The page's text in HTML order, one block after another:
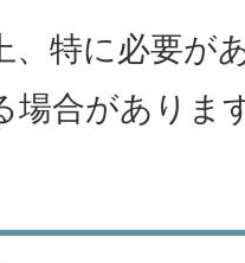
、特に必要が
場合がありま